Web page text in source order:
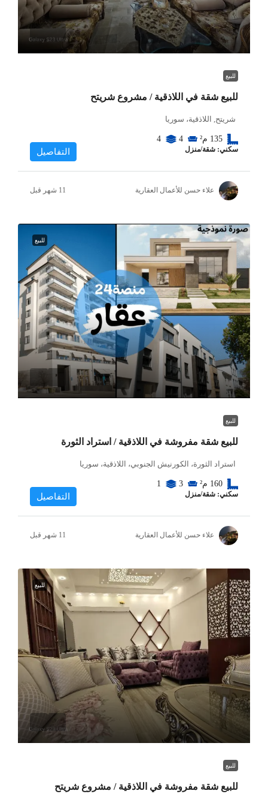
للبيع
للبيع شقة في اللاذقية / مشروع شريتح
شريتح, اللاذقية، سوريا
135 م² 4
4
سكني: شقة/منزل التفاصيل
علاء حسن للأعمال العقارية
للبيع
للبيع
للبيع شقة مفروشة في اللاذقية / استراد الثورة
استراد الثورة، الكورنيش الجنوبي، اللاذقية، سوريا
160 م² 3
1
سكني: شقة/منزل التفاصيل
علاء حسن للأعمال العقارية
للبيع
للبيع
للبيع شقة مفروشة في اللاذقية / مشروع شريتح